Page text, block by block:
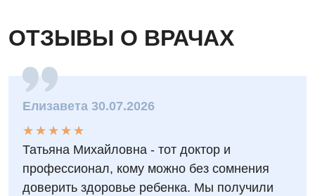
ОТЗЫВЫ О ВРАЧАХ
Елизавета 30.07.2026
★
★
★
★
★
★ ★ ★ ★ ★
Татьяна Михайловна - тот доктор и
профессионал, кому можно без сомнения
доверить здоровье ребенка. Мы получили